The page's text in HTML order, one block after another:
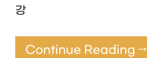
강
Continue Reading →